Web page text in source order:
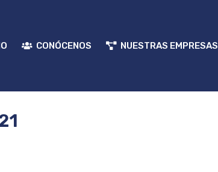
CONÓCENOS NUESTRAS EMPRESAS